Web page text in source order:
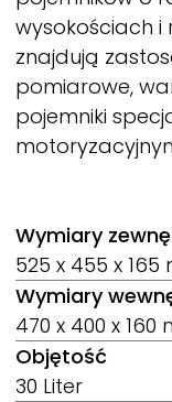
wysokościach i
znajdują
pomiarowe,
pojemniki
Wymiary
525 x 455 x 165
Wymiary
470 x 400 x 160
Objętość
30 Liter